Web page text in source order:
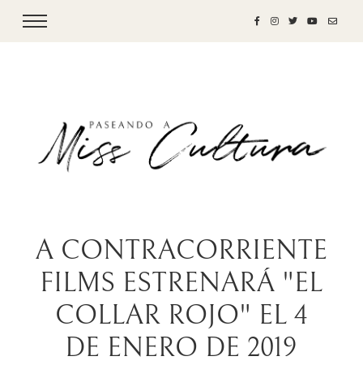
A CONTRACORRIENTE
FILMS ESTRENARÁ "EL
COLLAR ROJO" EL 4
DE ENERO DE 2019